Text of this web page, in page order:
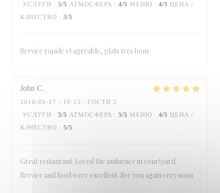
УСЛУГИ : 5/5 АТМОСФЕРА : 4/5 МЕНЮ : 4/5 ЦЕНА /
КАЧЕСТВО : 3/5
Service rapide et agréable, plats très bons
John C
2018-09-17 - 19:15 - ГОСТИ 2
УСЛУГИ : 5/5 АТМОСФЕРА : 5/5 МЕНЮ : 4/5 ЦЕНА /
КАЧЕСТВО : 5/5
Great restaurant. Loved the ambience in courtyard.
Service and food were excellent. See you again very soon